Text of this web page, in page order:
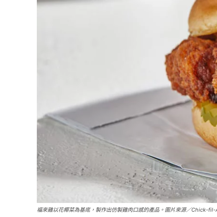
福來雞以花椰菜為基底，製作出仿製雞肉口感的產品。圖片來源／Chick-fil-